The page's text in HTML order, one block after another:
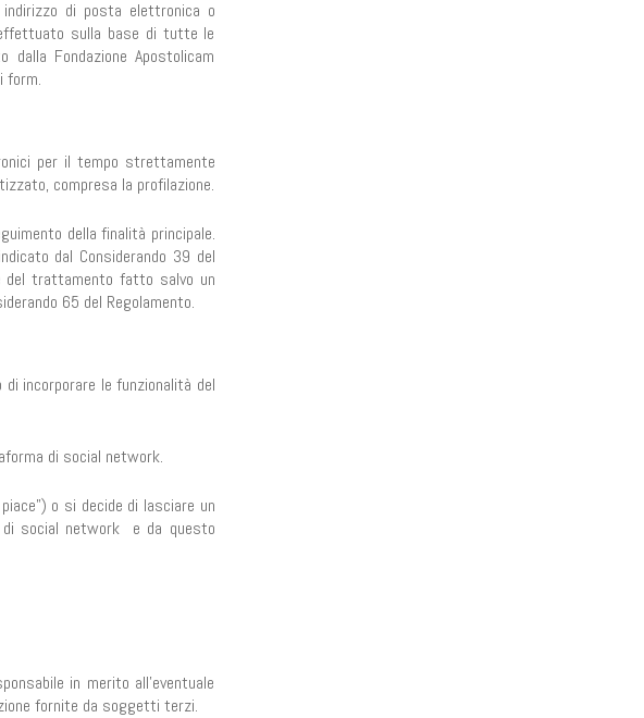
di posta elettronica o
sulla base di tutte le
Fondazione Apostolicam
form.
per il tempo strettamente
compresa la profilazione.
della finalità principale.
dal Considerando 39 del
del trattamento fatto salvo un
65 del Regolamento.
incorporare le funzionalità del
di social network.
o si decide di lasciare un
di social network e da questo
in merito all’eventuale
fornite da soggetti terzi.